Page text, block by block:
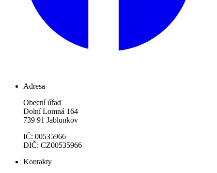
Adresa
Obecní úřad
Dolní Lomná 164
739 91 Jablunkov
IČ: 00535966
DIČ: CZ00535966
Kontakty